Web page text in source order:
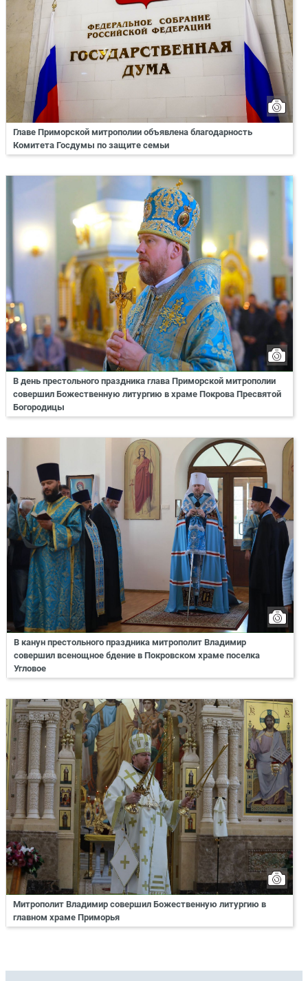
Главе Приморской митрополии объявлена благодарность
Комитета Госдумы по защите семьи
В день престольного праздника глава Приморской митрополии
совершил Божественную литургию в храме Покрова Пресвятой
Богородицы
В канун престольного праздника митрополит Владимир
совершил всенощное бдение в Покровском храме поселка
Угловое
Митрополит Владимир совершил Божественную литургию в
главном храме Приморья